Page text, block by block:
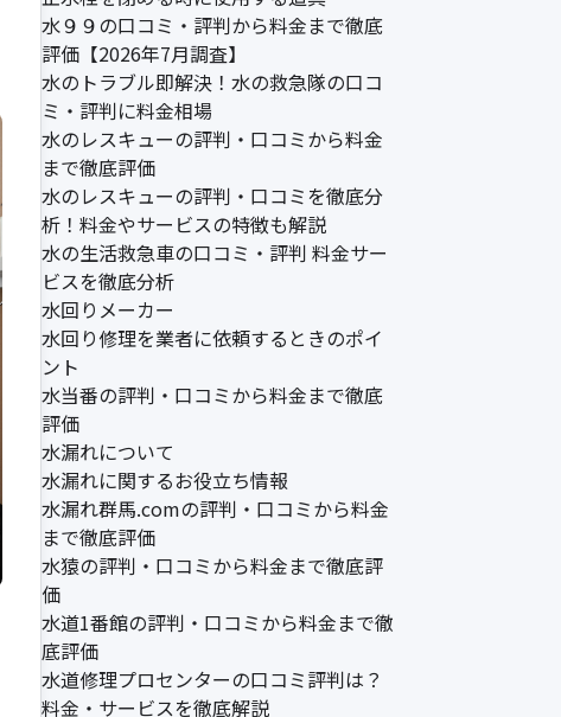
水９９の口コミ・評判から料金まで徹底
評価【2026年7月調査】
水のトラブル即解決！水の救急隊の口コ
ミ・評判に料金相場
水のレスキューの評判・口コミから料金
まで徹底評価
水のレスキューの評判・口コミを徹底分
析！料金やサービスの特徴も解説
水の生活救急車の口コミ・評判 料金サー
ビスを徹底分析
水回りメーカー
水回り修理を業者に依頼するときのポイ
ント
水当番の評判・口コミから料金まで徹底
評価
水漏れについて
水漏れに関するお役立ち情報
水漏れ群馬.comの評判・口コミから料金
まで徹底評価
水猿の評判・口コミから料金まで徹底評
価
水道1番館の評判・口コミから料金まで徹
底評価
水道修理プロセンターの口コミ評判は？
料金・サービスを徹底解説